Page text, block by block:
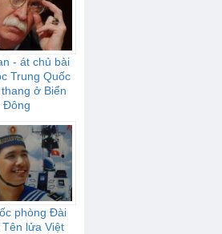
- át chủ bài
Trung Quốc
ở Biển
Đông
phòng Đài
Tên lửa Việt